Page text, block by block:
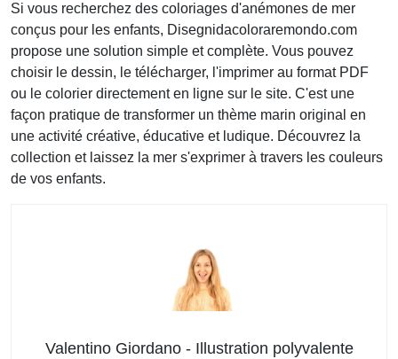
Si vous recherchez des coloriages d'anémones de mer
conçus pour les enfants, Disegnidacoloraremondo.com
propose une solution simple et complète. Vous pouvez
choisir le dessin, le télécharger, l'imprimer au format PDF
ou le colorier directement en ligne sur le site. C'est une
façon pratique de transformer un thème marin original en
une activité créative, éducative et ludique. Découvrez la
collection et laissez la mer s'exprimer à travers les couleurs
de vos enfants.
Valentino Giordano - Illustration polyvalente